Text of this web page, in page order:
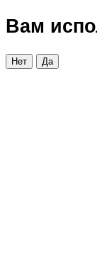
Вам
Нет Да